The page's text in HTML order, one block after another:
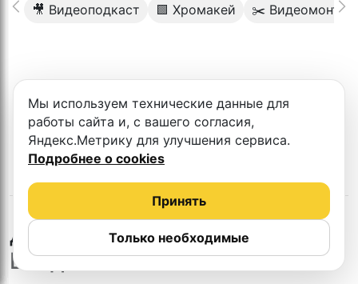
🎥 Видеоподкаст 🟩 Хромакей ✂️ Видеомонтаж
студии
Другие студии во
Владивостоке
Мы используем технические данные для
работы сайта и, с вашего согласия,
Яндекс.Метрику для улучшения сервиса.
Подробнее о cookies
Только необходимые
Принять